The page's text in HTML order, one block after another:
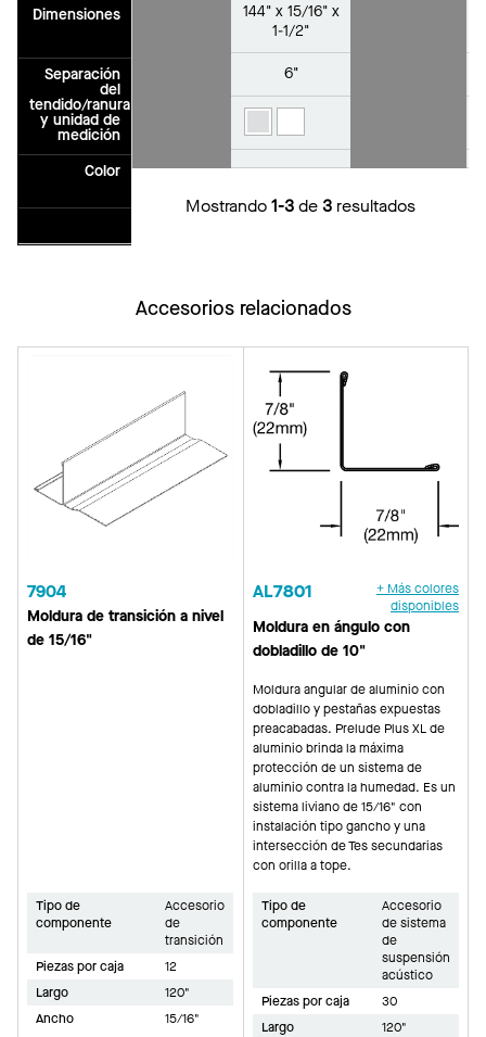
Dimensiones
Separación
del
tendido/ranura
y unidad de
medición
Color
144" x 15/16" x
1-1/2"
6"
Mostrando1-3de3resultados
Accesorios relacionados
7904
Moldura de transición a nivel
de 15/16"
Tipo de
componente
Accesorio
de
transición
Piezas por caja
12
Largo
120"
Ancho
15/16"
AL7801
+ Más colores
disponibles
Moldura en ángulo con
dobladillo de 10"
Moldura angular de aluminio con
dobladillo y pestañas expuestas
preacabadas. Prelude Plus XL de
aluminio brinda la máxima
protección de un sistema de
aluminio contra la humedad. Es un
sistema liviano de 15/16" con
instalación tipo gancho y una
intersección de Tes secundarias
con orilla a tope.
Tipo de
componente
Accesorio
de sistema
de
suspensión
acústico
Piezas por caja
30
Largo
120"